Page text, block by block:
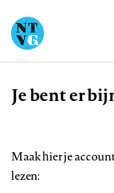
Kruimelpad
Je bent er
Maak hier je
lezen: